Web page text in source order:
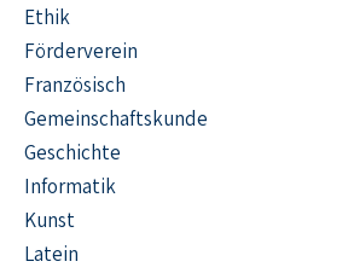
Ethik
Förderverein
Französisch
Gemeinschaftskunde
Geschichte
Informatik
Kunst
Latein